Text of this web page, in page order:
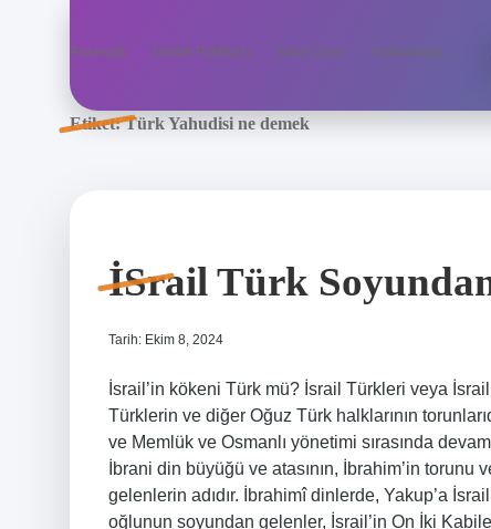
Anasayfa Gizlilik Politikası Yasal Uyarı Hakkımızda
Etiket:Türk Yahudisi ne demek
İSrail Türk
Tarih: Ekim 8, 2024
İsrail’in kökeni Türk mü? İsrail Türkleri veya
Türklerin ve diğer Oğuz Türk halklarının
ve Memlük ve Osmanlı yönetimi sırasında
İbrani din büyüğü ve atasının, İbrahim’in
gelenlerin adıdır. İbrahimî dinlerde, Yakup’a
oğlunun soyundan gelenler, İsrail’in On İki